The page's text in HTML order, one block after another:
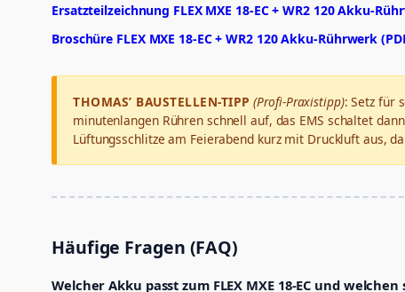
Ersatzteilzeichnung FLEX MXE 18-EC + WR2 120 Akku-
Broschüre FLEX MXE 18-EC + WR2 120 Akku-Rührwerk
THOMAS’ BAUSTELLEN-TIPP (Profi-Praxistipp): Setz für
minutenlangen Rühren schnell auf, das EMS schaltet
Lüftungsschlitze am Feierabend kurz mit Druckluft aus,
Häufige Fragen (FAQ)
Welcher Akku passt zum FLEX MXE 18-EC und